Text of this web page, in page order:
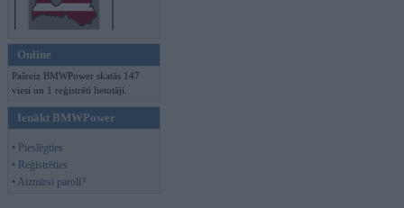
Online
Pašreiz BMWPower skatās 147
viesi un 1 reģistrēti lietotāji.
Ienākt BMWPower
• Pieslēgties
• Reģistrēties
• Aizmirsi paroli?